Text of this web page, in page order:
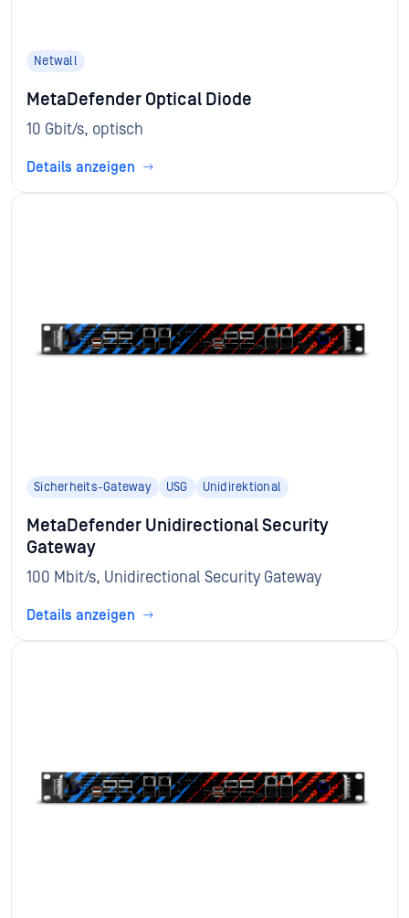
Netwall
MetaDefender Optical Diode
10 Gbit/s, optisch
Details anzeigen
Sicherheits-Gateway USG Unidirektional
MetaDefender Unidirectional Security
Gateway
100 Mbit/s, Unidirectional Security Gateway
Details anzeigen